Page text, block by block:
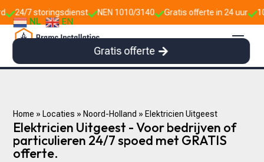
NEN 1010/3140Gratis offerte in 24 uur10+ jaar ervaring
NL EN
Gratis offerte
Home » Locaties » Noord-Holland » Elektricien Uitgeest
Elektricien Uitgeest - Voor bedrijven of
particulieren 24/7 spoed met GRATIS
offerte.